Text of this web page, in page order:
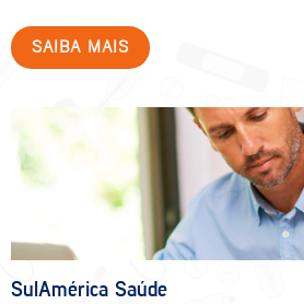
SAIBA MAIS
SulAmérica Saúde